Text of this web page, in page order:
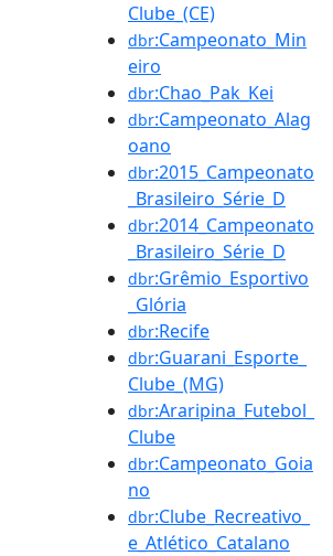
Clube_(CE)
dbr:Campeonato_Min
eiro
dbr:Chao_Pak_Kei
dbr:Campeonato_Alag
oano
dbr:2015_Campeonato
_Brasileiro_Série_D
dbr:2014_Campeonato
_Brasileiro_Série_D
dbr:Grêmio_Esportivo
_Glória
dbr:Recife
dbr:Guarani_Esporte_
Clube_(MG)
dbr:Araripina_Futebol_
Clube
dbr:Campeonato_Goia
no
dbr:Clube_Recreativo_
e_Atlético_Catalano